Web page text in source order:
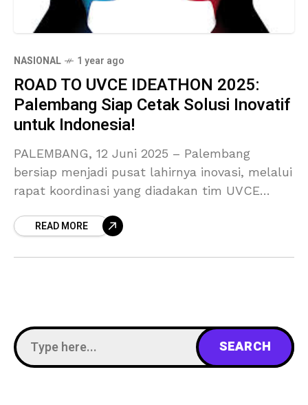
NASIONAL 1 year ago
ROAD TO UVCE IDEATHON 2025:
Palembang Siap Cetak Solusi Inovatif
untuk Indonesia!
PALEMBANG, 12 Juni 2025 – Palembang
bersiap menjadi pusat lahirnya inovasi, melalui
rapat koordinasi yang diadakan tim UVCE
pada tanggal 12 Juni 2025, peta jalan
READ MORE